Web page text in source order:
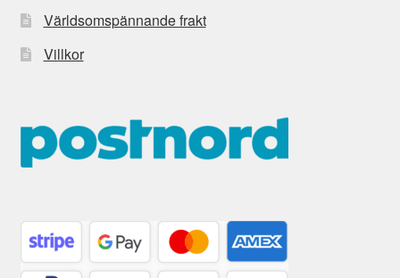
Världsomspännande frakt
Villkor